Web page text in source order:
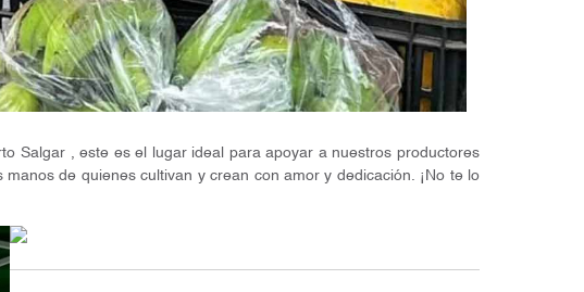
Salgar , este es el lugar ideal para apoyar a nuestros productores
de quienes cultivan y crean con amor y dedicación. ¡No te lo